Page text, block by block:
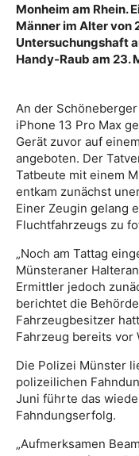
Monheim am Rhein.
Männer im Alter von
Untersuchungshaft
Handy-Raub am 23.
An der
iPhone 13 Pro Max
Gerät zuvor auf
angeboten. Der
Tatbeute mit einem
entkam zunächst
Einer Zeugin gelang
Fluchtfahrzeugs zu
„Noch am Tattag
Münsteraner
Ermittler jedoch
berichtet die
Fahrzeugbesitzer
Fahrzeug bereits vor
Die Polizei Münster
polizeilichen
Juni führte das
Fahndungserfolg.
„Aufmerksamen